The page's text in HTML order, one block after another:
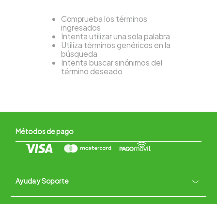
Comprueba los términos
ingresados
Intenta utilizar una sola palabra
Utiliza términos genéricos en la
búsqueda
Intenta buscar sinónimos del
término deseado
Métodos de pago
Ayuda y Soporte +